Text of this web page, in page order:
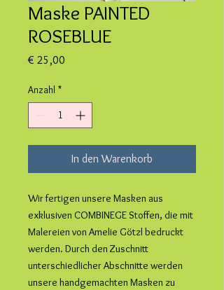
Maske PAINTED
ROSEBLUE
€ 25,00
Anzahl *
In den Warenkorb
Wir fertigen unsere Masken aus
exklusiven COMBINEGE Stoffen, die mit
Malereien von Amelie Götzl bedruckt
werden. Durch den Zuschnitt
unterschiedlicher Abschnitte werden
unsere handgemachten Masken zu